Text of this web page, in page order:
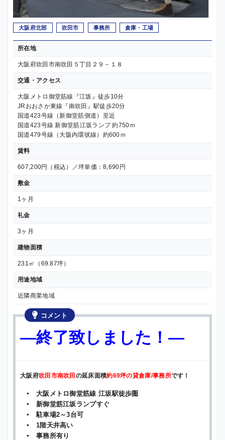
大阪府北部 吹田市 事務所 倉庫・工場
所在地
大阪府吹田市南吹田５丁目２９－１８
交通・アクセス
大阪メトロ御堂筋線『江坂』徒歩10分
JRおおさか東線『南吹田』駅徒歩20分
国道423号線（新御堂筋側道）至近
国道423号線 新御堂筋江坂ランプ 約750ｍ
国道479号線（大阪内環状線）約600ｍ
賃料
607,200円（税込）／坪単価：8,690円
敷金
1ヶ月
礼金
3ヶ月
建物面積
231㎡（69.87坪）
用途地域
近隣商業地域
コメント
—終了致しました！—
大阪府吹田市南吹田の延床面積約69坪の貸倉庫/事務所です！
▪ 大阪メトロ御堂筋線 江坂駅徒歩圏
▪ 新御堂筋江坂ランプすぐ
▪ 駐車場2～3台可
▪ 1階天井高い
▪ 事務所有り